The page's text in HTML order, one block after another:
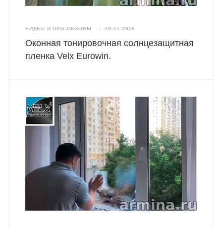
ВИДЕО И ПРО-ОБЗОРЫ — 29.05.2026
Оконная тонировочная солнцезащитная
пленка Velx Eurowin.